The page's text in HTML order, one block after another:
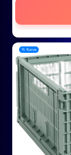
📂 Kurve